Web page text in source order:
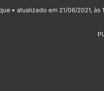
• atualizado em 21/06/2021, às